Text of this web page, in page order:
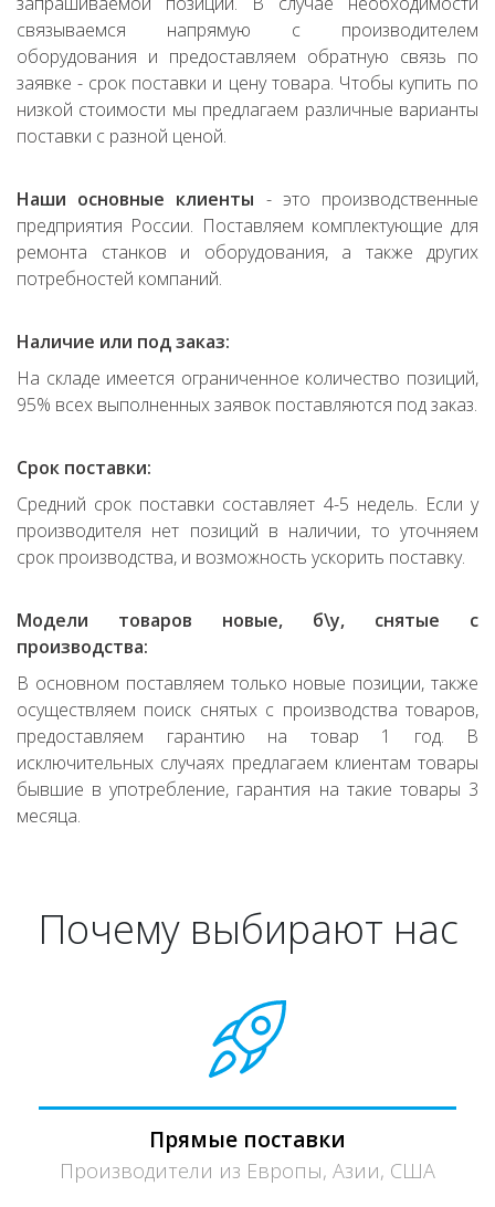
связываемся напрямую с производителем
оборудования и предоставляем обратную связь по
заявке - срок поставки и цену товара. Чтобы купить по
низкой стоимости мы предлагаем различные варианты
поставки с разной ценой.
Наши основные клиенты - это производственные
предприятия России. Поставляем комплектующие для
ремонта станков и оборудования, а также других
потребностей компаний.
Наличие или под заказ:
На складе имеется ограниченное количество позиций,
95% всех выполненных заявок поставляются под заказ.
Срок поставки:
Средний срок поставки составляет 4-5 недель. Если у
производителя нет позиций в наличии, то уточняем
срок производства, и возможность ускорить поставку.
Модели товаров новые, б\у, снятые с
производства:
В основном поставляем только новые позиции, также
осуществляем поиск снятых с производства товаров,
предоставляем гарантию на товар 1 год. В
исключительных случаях предлагаем клиентам товары
бывшие в употребление, гарантия на такие товары 3
месяца.
Почему выбирают нас
Прямые поставки
Производители из Европы, Азии, США